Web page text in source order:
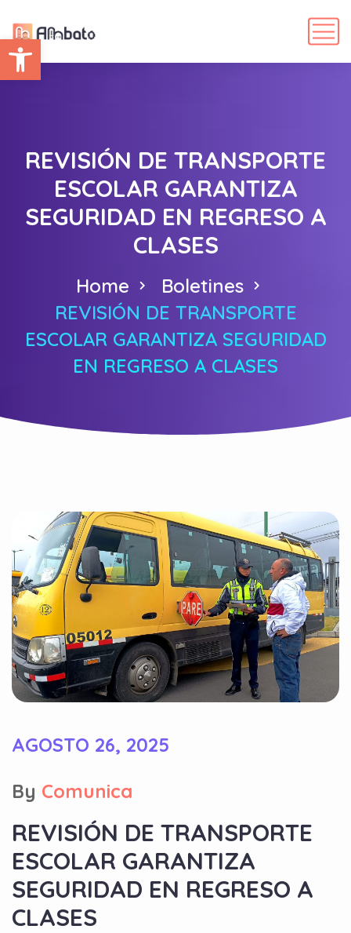
Abrir barra de herramientas
REVISIÓN DE TRANSPORTE
ESCOLAR GARANTIZA
SEGURIDAD EN REGRESO A
CLASES
Home
Boletines
REVISIÓN DE TRANSPORTE
ESCOLAR GARANTIZA SEGURIDAD
EN REGRESO A CLASES
AGOSTO 26, 2025
By Comunica
REVISIÓN DE TRANSPORTE
ESCOLAR GARANTIZA
SEGURIDAD EN REGRESO A
CLASES